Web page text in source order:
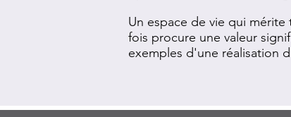
Un espace de vie qui
fois procure une valeur
exemples d'une réalisation